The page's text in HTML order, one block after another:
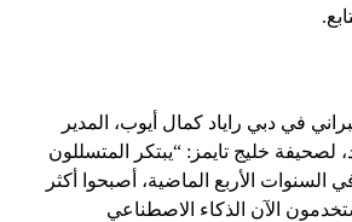
في دبي راياد كمال أيوب، المدير
لصحيفة خليج تايمز: “يبتكر المتسللون
السنوات الأربع الماضية، أصبحوا أكثر
الآن الذكاء الاصطناعي